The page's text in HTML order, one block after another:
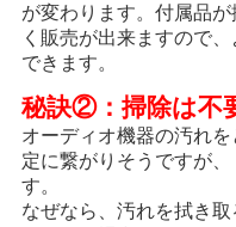
が変わります。付属品
く販売が出来ますので
できます。
秘訣②：掃除は不
オーディオ機器の汚れ
定に繋がりそうですが、
す。
なぜなら、汚れを拭き